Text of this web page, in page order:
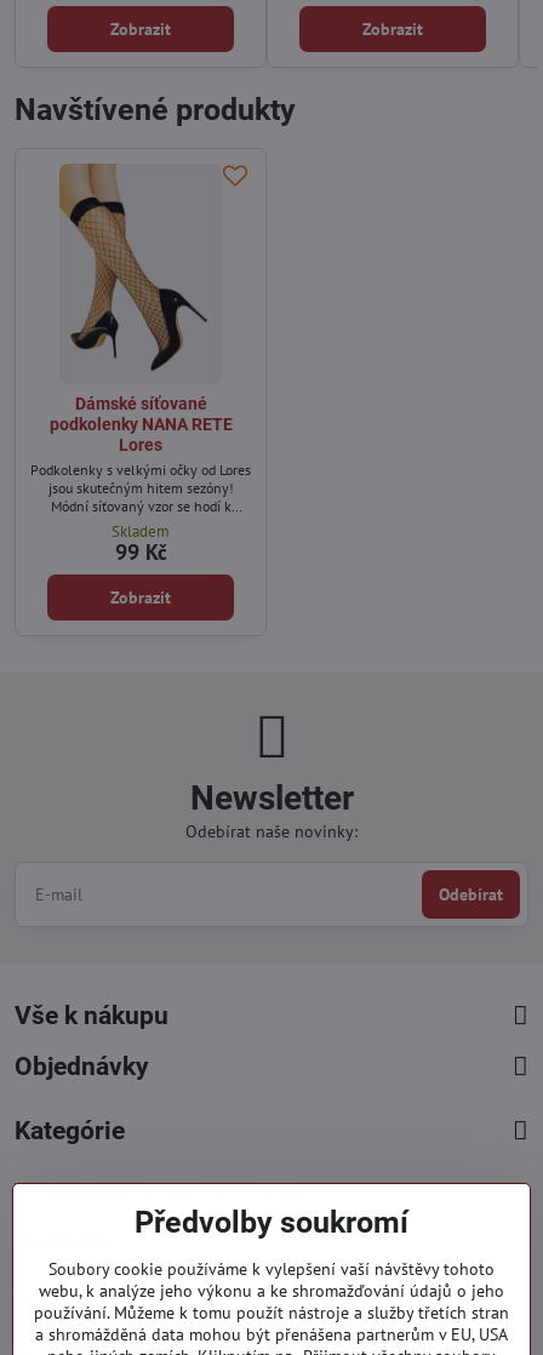
Zobrazit Zobrazit
Navštívené produkty
Dámské síťované
podkolenky NANA RETE
Lores
Podkolenky s velkými očky od Lores
jsou skutečným hitem sezóny!
Módní síťovaný vzor se hodí k
obtaženým skinny džínům i
boyfriend džínům a v odvážnější
verzi - k sukním a šatům.
Skladem
99 Kč
Zobrazit
Newsletter
Odebírat naše novinky:
Odebírat
Vše k nákupu
Objednávky
Kategórie
+421 919 060 751
Pondělí - Pátek : 09:00 - 15:00 hod.
info​@everlady​.eu
Předvolby soukromí
Soubory cookie používáme k vylepšení vaší návštěvy tohoto
webu, k analýze jeho výkonu a ke shromažďování údajů o jeho
používání. Můžeme k tomu použít nástroje a služby třetích stran
a shromážděná data mohou být přenášena partnerům v EU, USA